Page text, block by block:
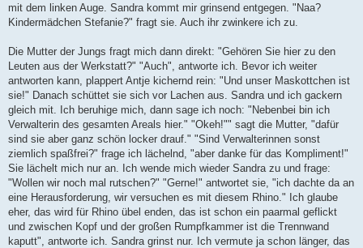
mit dem linken Auge. Sandra kommt mir grinsend entgegen. "Naa?
Kindermädchen Stefanie?" fragt sie. Auch ihr zwinkere ich zu.
Die Mutter der Jungs fragt mich dann direkt: "Gehören Sie hier zu den
Leuten aus der Werkstatt?" "Auch", antworte ich. Bevor ich weiter
antworten kann, plappert Antje kichernd rein: "Und unser Maskottchen ist
sie!" Danach schüttet sie sich vor Lachen aus. Sandra und ich gackern
gleich mit. Ich beruhige mich, dann sage ich noch: "Nebenbei bin ich
Verwalterin des gesamten Areals hier." "Okeh!"" sagt die Mutter, "dafür
sind sie aber ganz schön locker drauf." "Sind Verwalterinnen sonst
ziemlich spaßfrei?" frage ich lächelnd, "aber danke für das Kompliment!"
Sie lächelt mich nur an. Ich wende mich wieder Sandra zu und frage:
"Wollen wir noch mal rutschen?" "Gerne!" antwortet sie, "ich dachte da an
eine Herausforderung, wir versuchen es mit diesem Rhino." Ich glaube
eher, das wird für Rhino übel enden, das ist schon ein paarmal geflickt
und zwischen Kopf und der großen Rumpfkammer ist die Trennwand
kaputt", antworte ich. Sandra grinst nur. Ich vermute ja schon länger, das